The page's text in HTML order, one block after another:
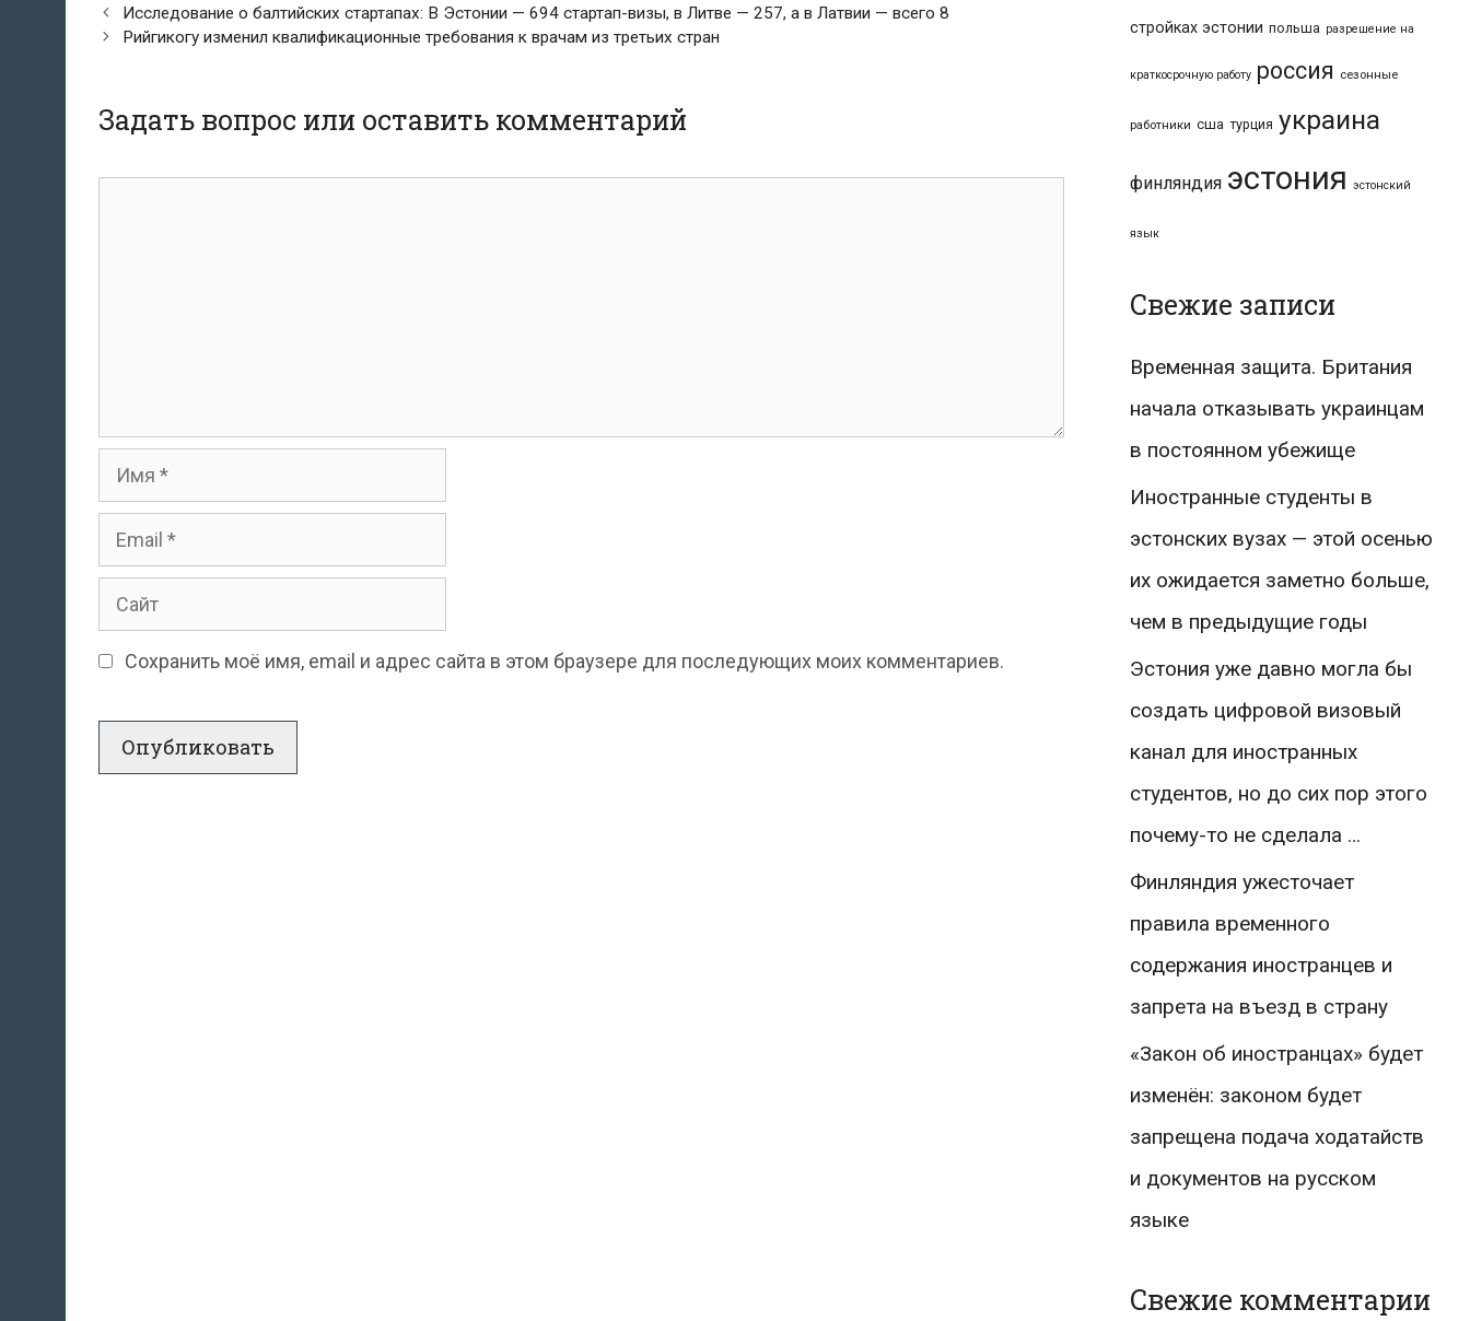
Навигация
по
Исследование о балтийских стартапах: В Эстонии — 694 стартап-визы, в Литве — 257, а в Латвии — всего 8
Рийгикогу изменил квалификационные требования к врачам из третьих стран
Задать вопрос или оставить комментарий
Имя
Email
Сайт
Сохранить моё имя, email и адрес сайта в этом браузере для последующих моих комментариев.
стройках эстонии польша разрешение на
краткосрочную работу россия сезонные
работники сша турция украина
финляндия эстония эстонский
язык
Свежие записи
Временная защита. Британия
начала отказывать украинцам
в постоянном убежище
Иностранные студенты в
эстонских вузах — этой осенью
их ожидается заметно больше,
чем в предыдущие годы
Эстония уже давно могла бы
создать цифровой визовый
канал для иностранных
студентов, но до сих пор этого
почему-то не сделала …
Финляндия ужесточает
правила временного
содержания иностранцев и
запрета на въезд в страну
«Закон об иностранцах» будет
изменён: законом будет
запрещена подача ходатайств
и документов на русском
языке
Свежие комментарии